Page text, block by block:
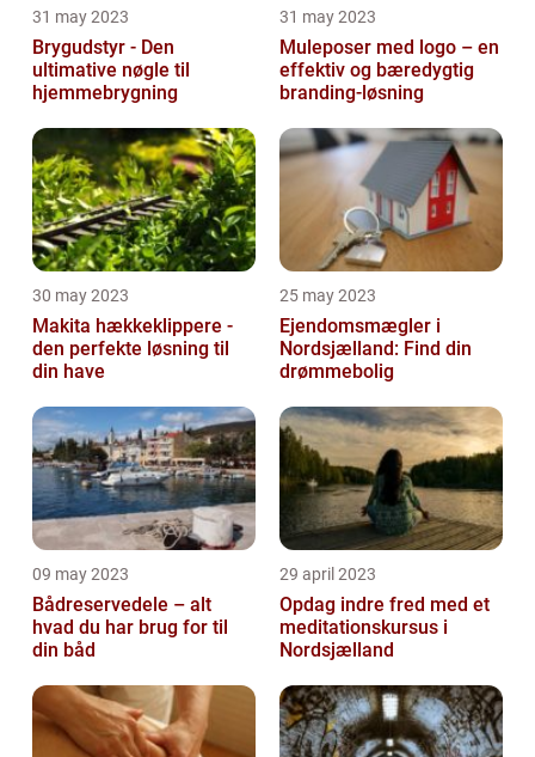
31 may 2023
Brygudstyr - Den
ultimative nøgle til
hjemmebrygning
31 may 2023
Muleposer med logo – en
effektiv og bæredygtig
branding-løsning
30 may 2023
Makita hækkeklippere -
den perfekte løsning til
din have
25 may 2023
Ejendomsmægler i
Nordsjælland: Find din
drømmebolig
09 may 2023
Bådreservedele – alt
hvad du har brug for til
din båd
29 april 2023
Opdag indre fred med et
meditationskursus i
Nordsjælland